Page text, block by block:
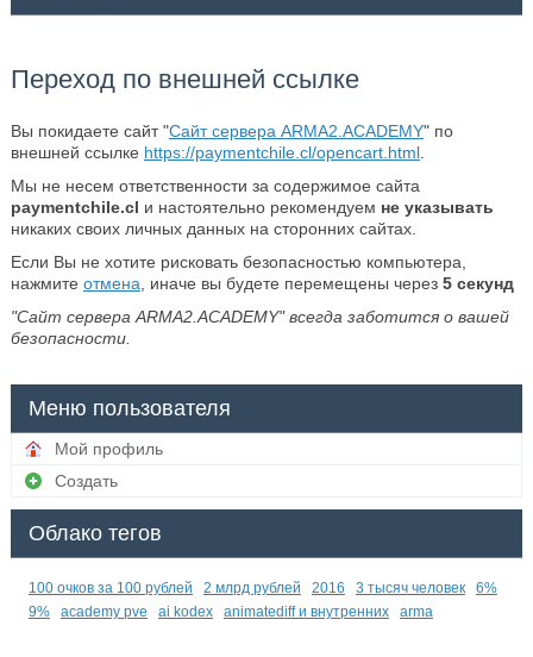
Переход по внешней ссылке
Вы покидаете сайт "Сайт сервера ARMA2.ACADEMY" по
внешней ссылке https://paymentchile.cl/opencart.html.
Мы не несем ответственности за содержимое сайта
paymentchile.cl и настоятельно рекомендуем не указывать
никаких своих личных данных на сторонних сайтах.
Если Вы не хотите рисковать безопасностью компьютера,
нажмите отмена , иначе вы будете перемещены через 5секунд
"Сайт сервера ARMA2.ACADEMY" всегда заботится о вашей
безопасности.
Меню пользователя
Мой профиль
Создать
Облако тегов
100 очков за 100 рублей 2 млрд рублей 2016 3 тысяч человек
6%
9%
academy pve ai kodex animatediff и внутренних arma